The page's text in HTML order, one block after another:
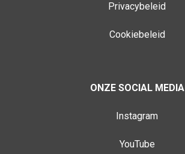
Privacybeleid
Cookiebeleid
ONZE SOCIAL MEDIA
Instagram
YouTube